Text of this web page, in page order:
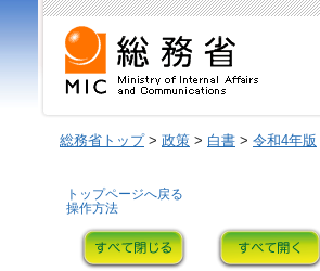
総務省トップ> 政策 > 白書 > 令和4年版
トップページへ戻る
操作方法